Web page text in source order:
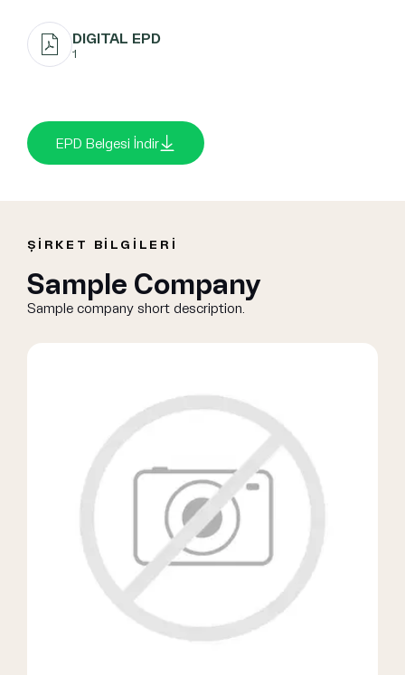
DIGITAL EPD
1
EPD Belgesi İndir
ŞİRKET BİLGİLERİ
Sample Company
Sample company short description.